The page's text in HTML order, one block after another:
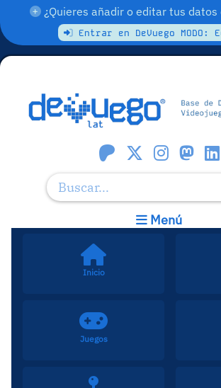
¿Quieres añadir o editar tus datos
Entrar en DeVuego MODO:
Menú
Inicio
Juegos